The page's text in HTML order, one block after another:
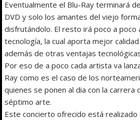
Eventualmente el Blu-Ray terminará
DVD y solo los amantes del viejo
disfrutándolo. El resto irá poco a poco
tecnología, la cual aporta mejor
además de otras ventajas
Por eso de a poco cada artista va
Ray como es el caso de los
quienes se ponen al dia con la carrera
séptimo arte.
Este concierto ofrecido está realizado